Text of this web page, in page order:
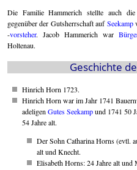
Die Familie Hammerich stellte auch
gegenüber der Gutsherrschaft aufSeekamp
-vorsteher. Jacob Hammerich war
Holtenau.
Geschichte
Hinrich Horn 1723.
Hinrich Horn war im Jahr 1741
adeligen Gutes Seekampund 1741 50
54 Jahre alt.
Der Sohn Catharina Horns (evtl.
alt und Knecht.
Elisabeth Horns: 24 Jahre alt und